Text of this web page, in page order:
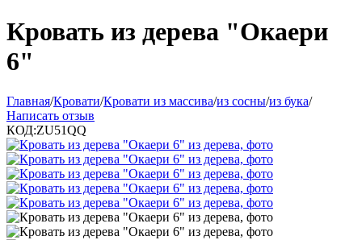
Кровать из дерева "Окаери
6"
Главная/Кровати/Кровати из массива/из сосны/из бука/
Написать отзыв
КОД:ZU51QQ